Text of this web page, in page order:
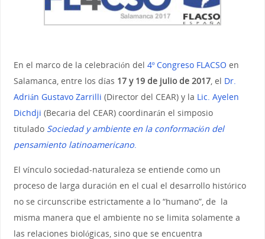
En el marco de la celebración del 4º Congreso FLACSO en
Salamanca, entre los días 17 y 19 de julio de 2017, el Dr.
Adrián Gustavo Zarrilli (Director del CEAR) y la Lic. Ayelen
Dichdji (Becaria del CEAR) coordinarán el simposio
titulado Sociedad y ambiente en la conformación del
pensamiento latinoamericano.
El vínculo sociedad-naturaleza se entiende como un
proceso de larga duración en el cual el desarrollo histórico
no se circunscribe estrictamente a lo “humano”, de la
misma manera que el ambiente no se limita solamente a
las relaciones biológicas, sino que se encuentra